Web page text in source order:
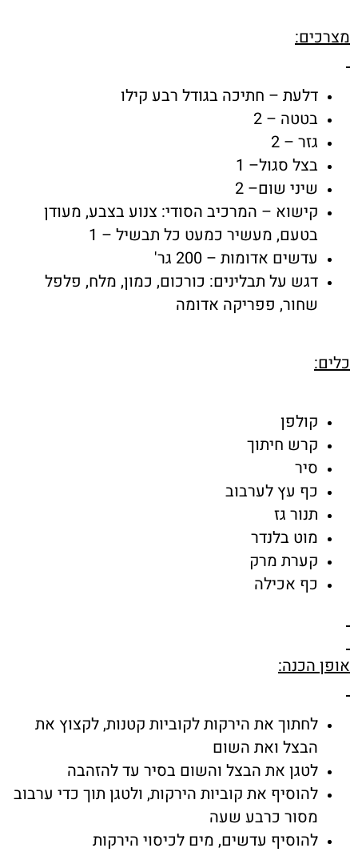
מצרכים:
דלעת – חתיכה בגודל רבע קילו
בטטה – 2
גזר – 2
בצל סגול– 1
שיני שום– 2
קישוא – המרכיב הסודי: צנוע בצבע, מעודן
בטעם, מעשיר כמעט כל תבשיל – 1
עדשים אדומות – 200 גר'
דגש על תבלינים: כורכום, כמון, מלח, פלפל
שחור, פפריקה אדומה
כלים:
קולפן
קרש חיתוך
סיר
כף עץ לערבוב
תנור גז
מוט בלנדר
קערת מרק
כף אכילה
אופן הכנה:
לחתוך את הירקות לקוביות קטנות, לקצוץ את
הבצל ואת השום
לטגן את הבצל והשום בסיר עד להזהבה
להוסיף את קוביות הירקות, ולטגן תוך כדי ערבוב
מסור כרבע שעה
להוסיף עדשים, מים לכיסוי הירקות